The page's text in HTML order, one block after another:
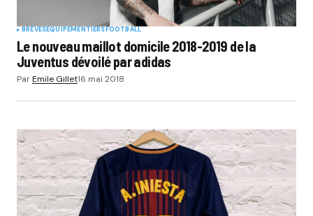
BRÈVESEQUIPEMENTIERSFOOTBALL
Le nouveau maillot domicile 2018-2019 de la
Juventus dévoilé par adidas
ParEmile Gillet16 mai 2018